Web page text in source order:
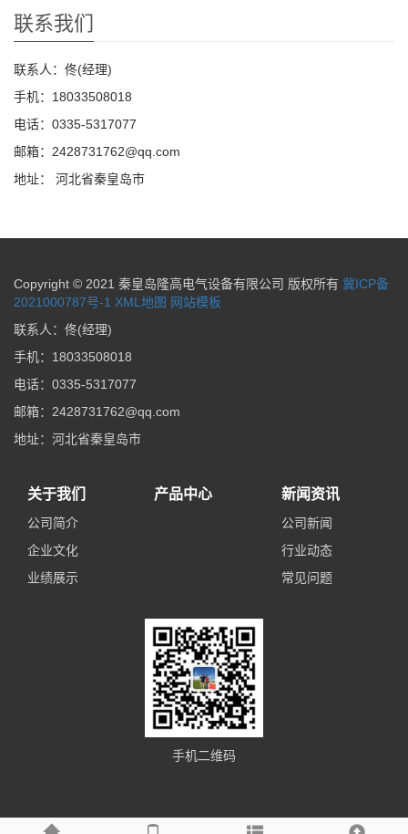
联系我们
联系人：佟(经理)
手机：18033508018
电话：0335-5317077
邮箱：2428731762@qq.com
地址： 河北省秦皇岛市
Copyright © 2021 秦皇岛隆高电气设备有限公司 版权所有 冀ICP备
2021000787号-1 XML地图 网站模板
联系人：佟(经理)
手机：18033508018
电话：0335-5317077
邮箱：2428731762@qq.com
地址：河北省秦皇岛市
关于我们
公司简介
企业文化
业绩展示
产品中心 新闻资讯
公司新闻
行业动态
常见问题
手机二维码